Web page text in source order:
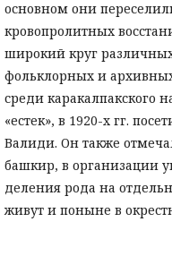
основном они
кровопролитных
широкий круг
фольклорных и
среди каракалпакского
«естек», в 1920-х гг.
Валиди. Он также
башкир, в организации
деления рода на
живут и поныне в